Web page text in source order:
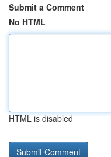
Submit a Comment
No HTML
HTML is disabled